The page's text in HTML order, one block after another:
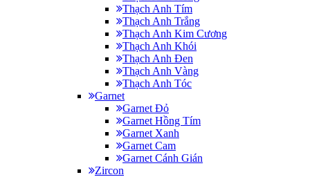
Thạch Anh Tím
Thạch Anh Trắng
Thạch Anh Kim Cương
Thạch Anh Khói
Thạch Anh Đen
Thạch Anh Vàng
Thạch Anh Tóc
Garnet
Garnet Đỏ
Garnet Hồng Tím
Garnet Xanh
Garnet Cam
Garnet Cánh Gián
Zircon